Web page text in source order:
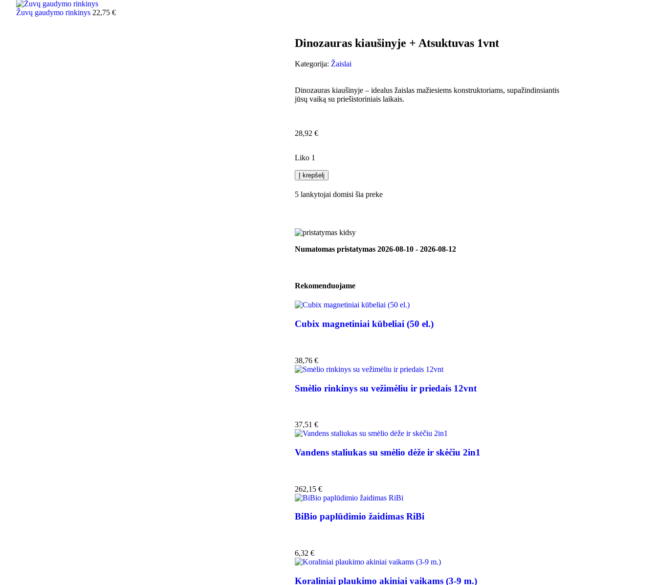
Žuvų gaudymo rinkinys 22,75 €
Dinozauras kiaušinyje + Atsuktuvas 1vnt
Kategorija: Žaislai
Dinozauras kiaušinyje – idealus žaislas mažiesiems konstruktoriams, supažindinsiantis
jūsų vaiką su priešistoriniais laikais.
28,92 €
Liko 1
Į krepšelį
5 lankytojai domisi šia preke
Numatomas pristatymas 2026-08-10 - 2026-08-12
Rekomenduojame
Cubix magnetiniai kūbeliai (50 el.)
38,76 €
Smėlio rinkinys su vežimėliu ir priedais 12vnt
37,51 €
Vandens staliukas su smėlio dėže ir skėčiu 2in1
262,15 €
BiBio paplūdimio žaidimas RiBi
6,32 €
Koraliniai plaukimo akiniai vaikams (3-9 m.)